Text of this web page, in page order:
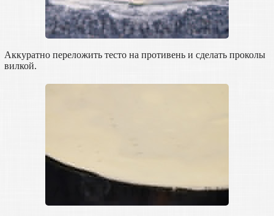
Аккуратно переложить тесто на противень и сделать проколы
вилкой.